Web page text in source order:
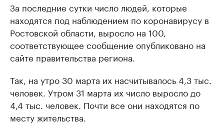
За последние сутки число людей, которые
находятся под наблюдением по коронавирусу в
Ростовской области, выросло на 100,
соответствующее сообщение опубликовано на
сайте правительства региона.
Так, на утро 30 марта их насчитывалось 4,3 тыс.
человек. Утром 31 марта их число выросло до
4,4 тыс. человек. Почти все они находятся по
месту жительства.